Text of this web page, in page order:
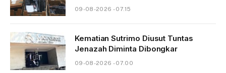
09-08-2026 - 07.15
Kematian Sutrimo Diusut Tuntas
Jenazah Diminta Dibongkar
09-08-2026 - 07.00